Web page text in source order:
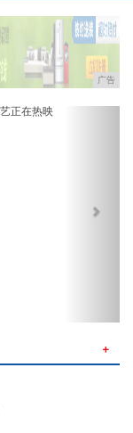
广告
＋